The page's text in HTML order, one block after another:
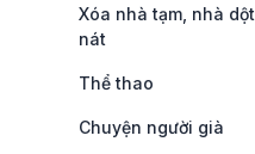
Xóa nhà tạm, nhà dột
nát
Thể thao
Chuyện người già